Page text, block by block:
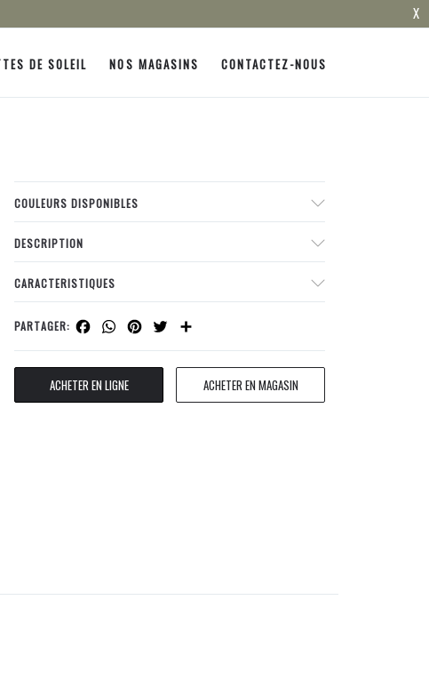
X
DE SOLEIL NOS MAGASINS CONTACTEZ-NOUS
COULEURS DISPONIBLES
DESCRIPTION
CARACTERISTIQUES
PARTAGER: Facebook
WhatsApp
Pinterest
Twitter
ACHETER EN LIGNE ACHETER EN MAGASIN